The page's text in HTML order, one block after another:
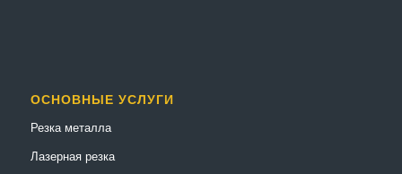
ОСНОВНЫЕ УСЛУГИ
Резка металла
Лазерная резка